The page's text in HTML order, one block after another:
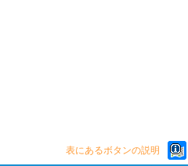
表にあるボタンの説明